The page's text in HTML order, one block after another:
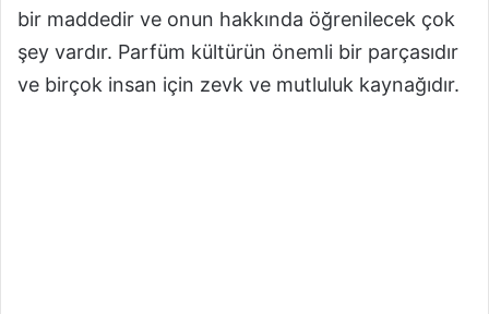
bir maddedir ve onun hakkında öğrenilecek çok
şey vardır. Parfüm kültürün önemli bir parçasıdır
ve birçok insan için zevk ve mutluluk kaynağıdır.